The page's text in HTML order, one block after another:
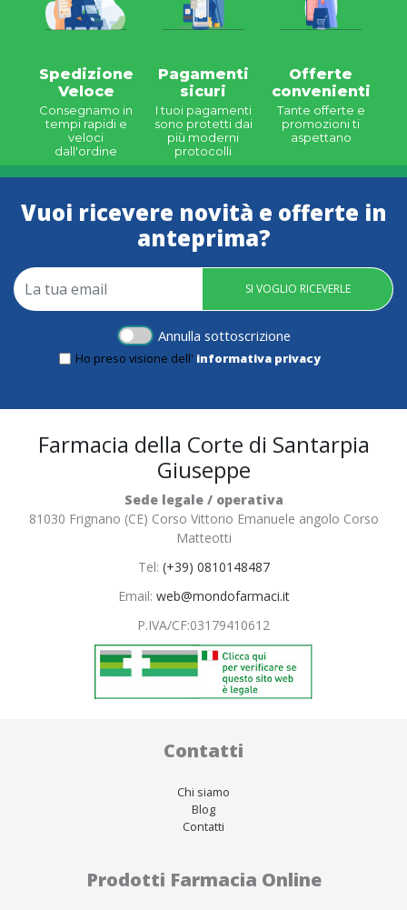
Spedizione
Veloce
Consegnamo in
tempi rapidi e
veloci
dall'ordine
Pagamenti
sicuri
I tuoi pagamenti
sono protetti dai
più moderni
protocolli
Offerte
convenienti
Tante offerte e
promozioni ti
aspettano
Vuoi ricevere novità e offerte in
anteprima?
SI VOGLIO RICEVERLE
Ho preso visione dell' informativa privacy
Annulla sottoscrizione
Farmacia della Corte di Santarpia
Giuseppe
Sede legale / operativa
81030 Frignano (CE) Corso Vittorio Emanuele angolo Corso
Matteotti
Tel: (+39) 0810148487
Email: web@mondofarmaci.it
P.IVA/CF:03179410612
Contatti
Chi siamo
Blog
Contatti
Prodotti Farmacia Online